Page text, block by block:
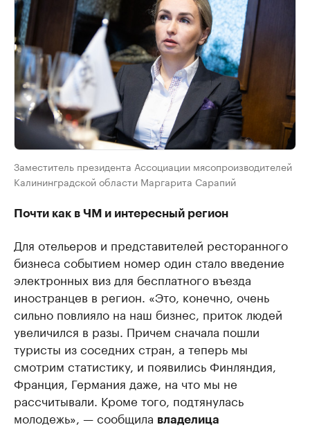
Заместитель президента Ассоциации мясопроизводителей
Калининградской области Маргарита Сарапий
Почти как в ЧМ и интересный регион
Для отельеров и представителей ресторанного
бизнеса событием номер один стало введение
электронных виз для бесплатного въезда
иностранцев в регион. «Это, конечно, очень
сильно повлияло на наш бизнес, приток людей
увеличился в разы. Причем сначала пошли
туристы из соседних стран, а теперь мы
смотрим статистику, и появились Финляндия,
Франция, Германия даже, на что мы не
рассчитывали. Кроме того, подтянулась
молодежь», — сообщила владелица